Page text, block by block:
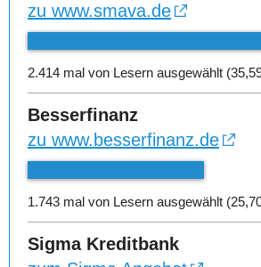
zu www.smava.de
2.414 mal von Lesern ausgewählt
Besserfinanz
zu www.besserfinanz.de
1.743 mal von Lesern ausgewählt
Sigma Kreditbank